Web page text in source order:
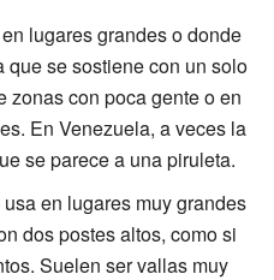
lugares grandes o donde
que se sostiene con un solo
zonas con poca gente o en
En Venezuela, a veces la
se parece a una piruleta.
en lugares muy grandes
dos postes altos, como si
Suelen ser vallas muy